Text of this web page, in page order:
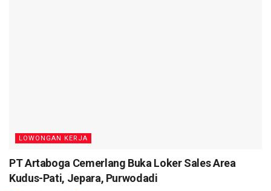
LOWONGAN KERJA
PT Artaboga Cemerlang Buka Loker Sales Area
Kudus-Pati, Jepara, Purwodadi